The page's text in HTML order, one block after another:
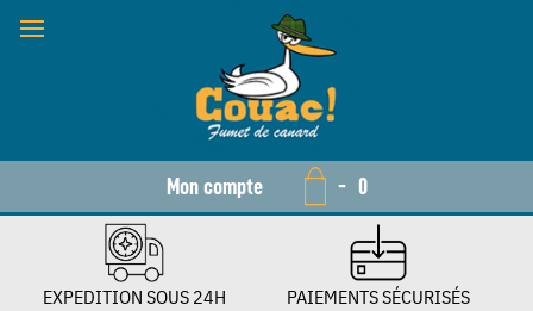
Mon compte - 0
EXPEDITION SOUS 24H PAIEMENTS SÉCURISÉS